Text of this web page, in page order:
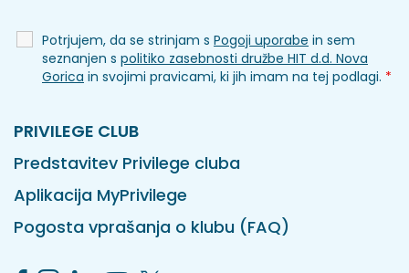
Potrjujem, da se strinjam s Pogoji uporabe in sem
seznanjen s politiko zasebnosti družbe HIT d.d. Nova
Gorica in svojimi pravicami, ki jih imam na tej podlagi. *
PRIVILEGE CLUB
Predstavitev Privilege cluba
Aplikacija MyPrivilege
Pogosta vprašanja o klubu (FAQ)